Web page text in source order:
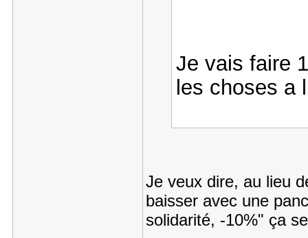
Je vais faire
les choses a
Je veux dire, au lieu
baisser avec une
solidarité, -10%" ça